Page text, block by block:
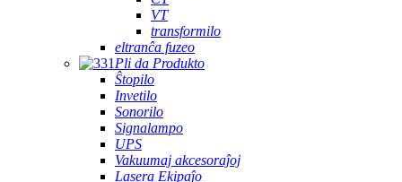
VT
transformilo
eltranĉa fuzeo
Pli da Produkto
Ŝtopilo
Invetilo
Sonorilo
Signalampo
UPS
Vakuumaj akcesoraĵoj
Lasera Ekipaĵo